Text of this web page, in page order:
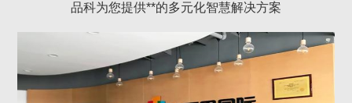
品科为您提供**的多元化智慧解决方案